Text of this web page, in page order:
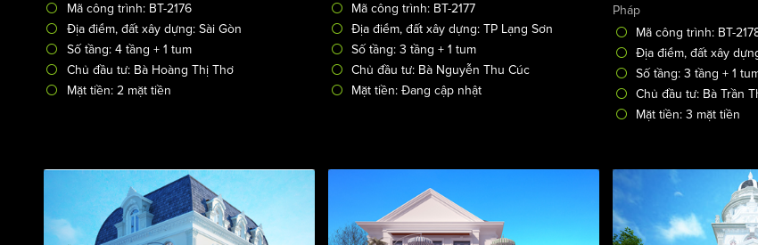
Mã công trình: BT-2176
Địa điểm, đất xây dựng: Sài Gòn
Số tầng: 4 tầng + 1 tum
Chủ đầu tư: Bà Hoàng Thị Thơ
Mặt tiền: 2 mặt tiền
Mã công trình: BT-2177
Địa điểm, đất xây dựng: TP Lạng Sơn
Số tầng: 3 tầng + 1 tum
Chủ đầu tư: Bà Nguyễn Thu Cúc
Mặt tiền: Đang cập nhật
Pháp
Mã công trình: BT-
Địa điểm, đất xây
Số tầng: 3 tầng + 1
Chủ đầu tư: Bà Trần
Mặt tiền: 3 mặt tiền